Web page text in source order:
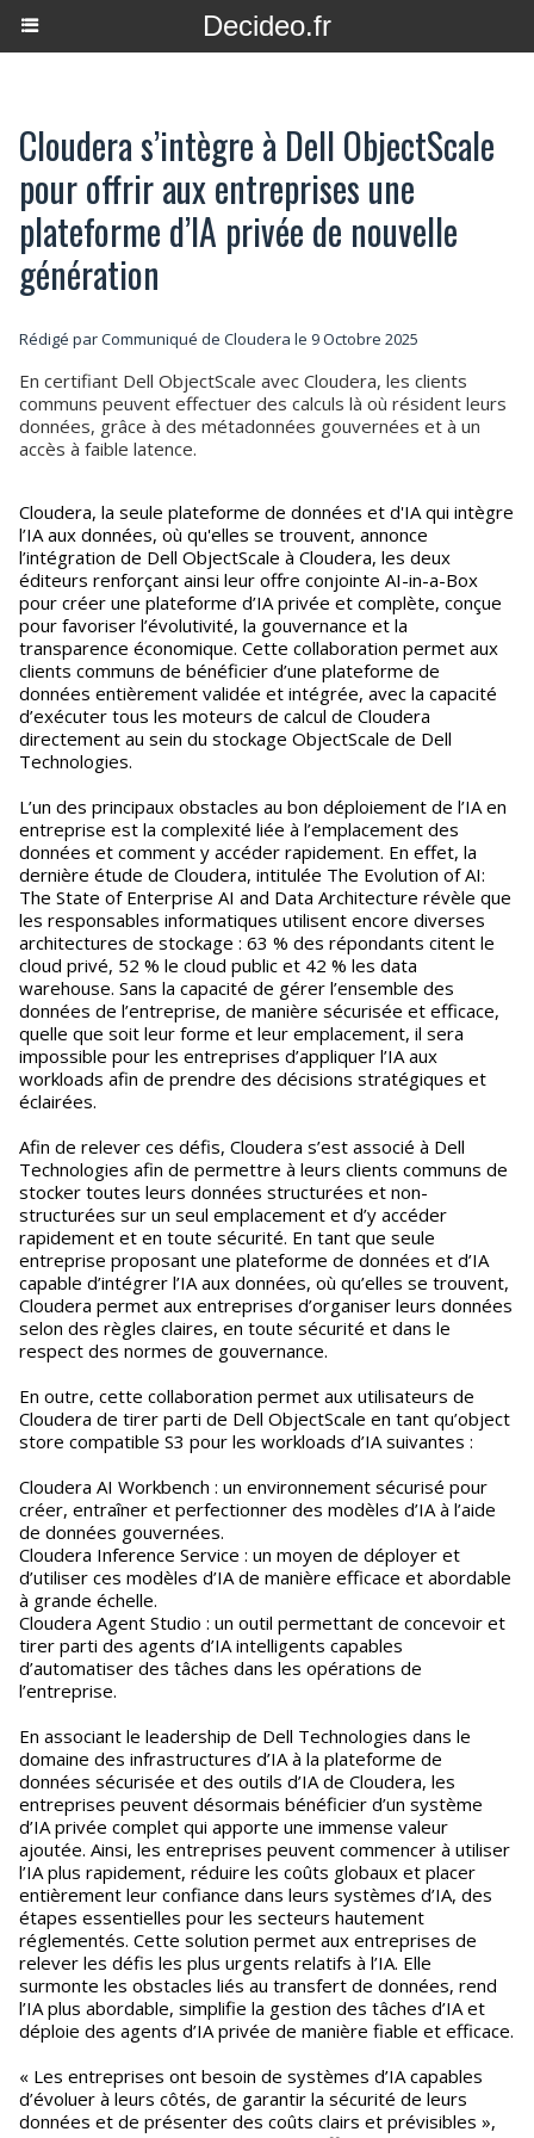
Decideo.fr
Cloudera s’intègre à Dell ObjectScale
pour offrir aux entreprises une
plateforme d’IA privée de nouvelle
génération
Rédigé par Communiqué de Cloudera le 9 Octobre 2025
En certifiant Dell ObjectScale avec Cloudera, les clients
communs peuvent effectuer des calculs là où résident leurs
données, grâce à des métadonnées gouvernées et à un
accès à faible latence.
Cloudera, la seule plateforme de données et d'IA qui intègre
l’IA aux données, où qu'elles se trouvent, annonce
l’intégration de Dell ObjectScale à Cloudera, les deux
éditeurs renforçant ainsi leur offre conjointe AI-in-a-Box
pour créer une plateforme d’IA privée et complète, conçue
pour favoriser l’évolutivité, la gouvernance et la
transparence économique. Cette collaboration permet aux
clients communs de bénéficier d’une plateforme de
données entièrement validée et intégrée, avec la capacité
d’exécuter tous les moteurs de calcul de Cloudera
directement au sein du stockage ObjectScale de Dell
Technologies.
L’un des principaux obstacles au bon déploiement de l’IA en
entreprise est la complexité liée à l’emplacement des
données et comment y accéder rapidement. En effet, la
dernière étude de Cloudera, intitulée The Evolution of AI:
The State of Enterprise AI and Data Architecture révèle que
les responsables informatiques utilisent encore diverses
architectures de stockage : 63 % des répondants citent le
cloud privé, 52 % le cloud public et 42 % les data
warehouse. Sans la capacité de gérer l’ensemble des
données de l’entreprise, de manière sécurisée et efficace,
quelle que soit leur forme et leur emplacement, il sera
impossible pour les entreprises d’appliquer l’IA aux
workloads afin de prendre des décisions stratégiques et
éclairées.
Afin de relever ces défis, Cloudera s’est associé à Dell
Technologies afin de permettre à leurs clients communs de
stocker toutes leurs données structurées et non-
structurées sur un seul emplacement et d’y accéder
rapidement et en toute sécurité. En tant que seule
entreprise proposant une plateforme de données et d’IA
capable d’intégrer l’IA aux données, où qu’elles se trouvent,
Cloudera permet aux entreprises d’organiser leurs données
selon des règles claires, en toute sécurité et dans le
respect des normes de gouvernance.
En outre, cette collaboration permet aux utilisateurs de
Cloudera de tirer parti de Dell ObjectScale en tant qu’object
store compatible S3 pour les workloads d’IA suivantes :
Cloudera AI Workbench : un environnement sécurisé pour
créer, entraîner et perfectionner des modèles d’IA à l’aide
de données gouvernées.
Cloudera Inference Service : un moyen de déployer et
d’utiliser ces modèles d’IA de manière efficace et abordable
à grande échelle.
Cloudera Agent Studio : un outil permettant de concevoir et
tirer parti des agents d’IA intelligents capables
d’automatiser des tâches dans les opérations de
l’entreprise.
En associant le leadership de Dell Technologies dans le
domaine des infrastructures d’IA à la plateforme de
données sécurisée et des outils d’IA de Cloudera, les
entreprises peuvent désormais bénéficier d’un système
d’IA privée complet qui apporte une immense valeur
ajoutée. Ainsi, les entreprises peuvent commencer à utiliser
l’IA plus rapidement, réduire les coûts globaux et placer
entièrement leur confiance dans leurs systèmes d’IA, des
étapes essentielles pour les secteurs hautement
réglementés. Cette solution permet aux entreprises de
relever les défis les plus urgents relatifs à l’IA. Elle
surmonte les obstacles liés au transfert de données, rend
l’IA plus abordable, simplifie la gestion des tâches d’IA et
déploie des agents d’IA privée de manière fiable et efficace.
« Les entreprises ont besoin de systèmes d’IA capables
d’évoluer à leurs côtés, de garantir la sécurité de leurs
données et de présenter des coûts clairs et prévisibles »,